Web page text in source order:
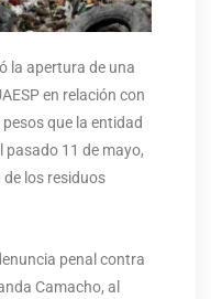
la apertura de una
en relación con
que la entidad
pasado 11 de mayo,
los residuos
penal contra
Camacho, al